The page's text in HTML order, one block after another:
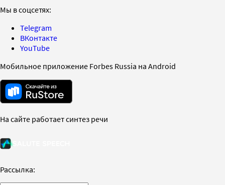
Мы в соцсетях:
Telegram
ВКонтакте
YouTube
Мобильное приложение Forbes Russia на Android
На сайте работает синтез речи
Рассылка: